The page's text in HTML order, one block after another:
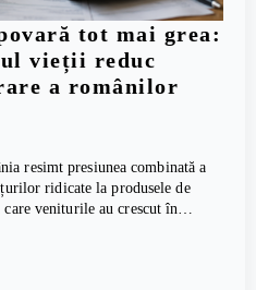
tot mai grea:
vieții reduc
a românilor
resimt presiunea combinată a
ridicate la produsele de
veniturile au crescut în…